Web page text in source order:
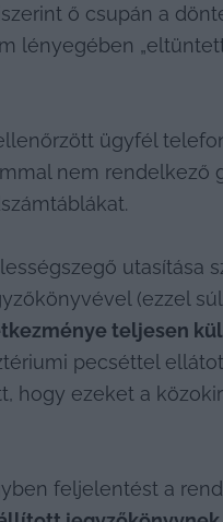
ő csupán a
ügyfél
nem rendelkező
(ezzel
teljesen
pecséttel
hogy ezeket a
feljelentést a